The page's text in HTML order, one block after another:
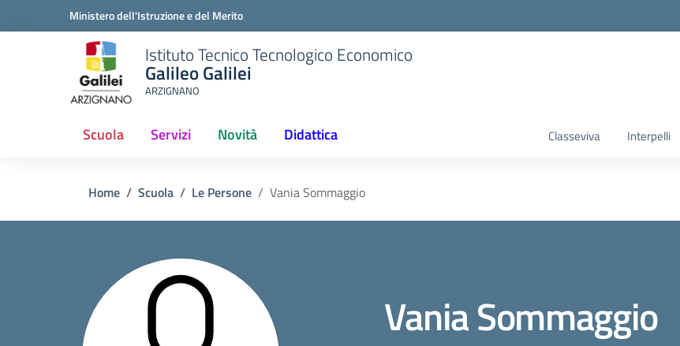
Ministero dell'Istruzione e del Merito
Istituto Tecnico Tecnologico Economico
Galileo Galilei
ARZIGNANO
Scuola Servizi Novità Didattica
(current) Classeviva Interpelli
Home Scuola Le Persone Vania Sommaggio
Vania Sommaggio